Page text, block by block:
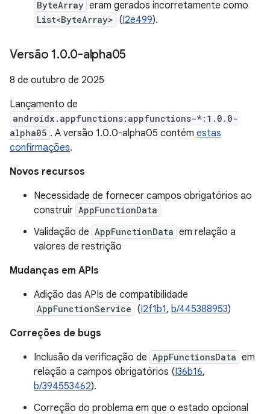
ByteArray eram gerados incorretamente como
List<ByteArray> (I2e499).
Versão 1.0.0-alpha05
8 de outubro de 2025
Lançamento de
androidx.appfunctions:appfunctions-*:1.0.0-
alpha05 . A versão 1.0.0-alpha05 contém estas
confirmações.
Novos recursos
Necessidade de fornecer campos obrigatórios ao
construir AppFunctionData
Validação de AppFunctionData em relação a
valores de restrição
Mudanças em APIs
Adição das APIs de compatibilidade
AppFunctionService (I2f1b1, b/445388953)
Correções de bugs
Inclusão da verificação de AppFunctionsData em
relação a campos obrigatórios (I36b16,
b/394553462).
Correção do problema em que o estado opcional